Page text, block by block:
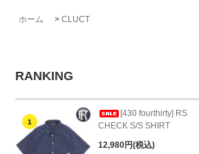
ホーム > CLUCT
RANKING
1
[430 fourthirty] RS
CHECK S/S SHIRT
12,980円(税込)